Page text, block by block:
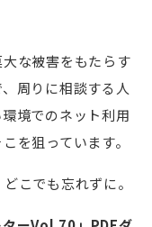
な被害をもたらす
周りに相談する人
境でのネット利用
を狙っています。
こでも忘れずに。